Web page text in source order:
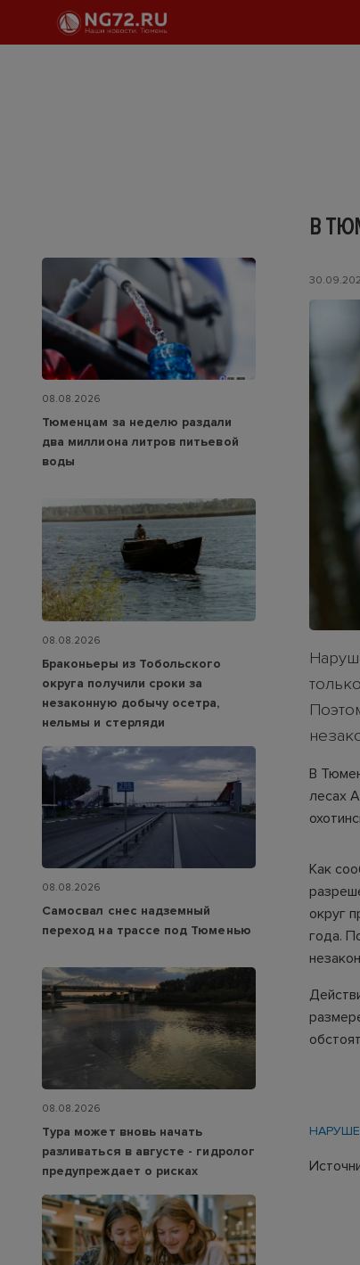
В
В
лесах
Как
округ
года.
08.08.2026
Тюменцам за неделю раздали
два миллиона литров питьевой
воды
08.08.2026
Браконьеры из Тобольского
округа получили сроки за
незаконную добычу осетра,
нельмы и стерляди
08.08.2026
Самосвал снес надземный
переход на трассе под Тюменью
08.08.2026
Тура может вновь начать
разливаться в августе - гидролог
предупреждает о рисках